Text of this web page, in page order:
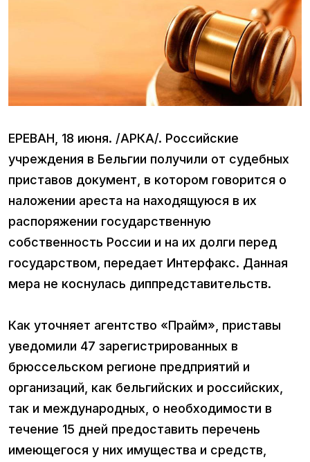
ЕРЕВАН, 18 июня. /АРКА/. Российские
учреждения в Бельгии получили от судебных
приставов документ, в котором говорится о
наложении ареста на находящуюся в их
распоряжении государственную
собственность России и на их долги перед
государством, передает Интерфакс. Данная
мера не коснулась диппредставительств.
Как уточняет агентство «Прайм», приставы
уведомили 47 зарегистрированных в
брюссельском регионе предприятий и
организаций, как бельгийских и российских,
так и международных, о необходимости в
течение 15 дней предоставить перечень
имеющегося у них имущества и средств,